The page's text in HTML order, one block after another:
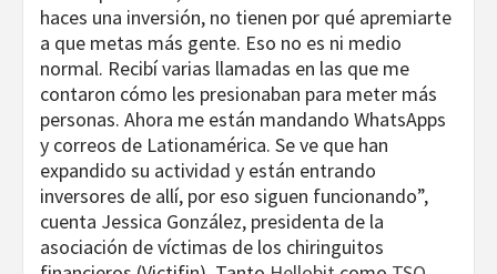
haces una inversión, no tienen por qué apremiarte
a que metas más gente. Eso no es ni medio
normal. Recibí varias llamadas en las que me
contaron cómo les presionaban para meter más
personas. Ahora me están mandando WhatsApps
y correos de Lationamérica. Se ve que han
expandido su actividad y están entrando
inversores de allí, por eso siguen funcionando”,
cuenta Jessica González, presidenta de la
asociación de víctimas de los chiringuitos